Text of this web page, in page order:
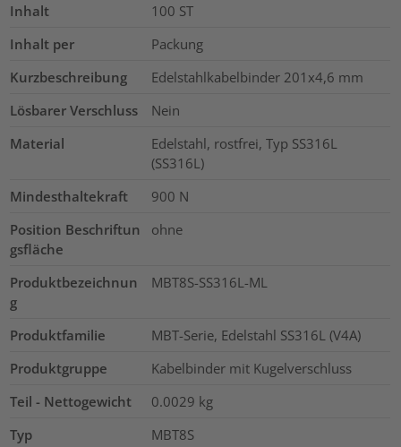
Inhalt
100 ST
Inhalt per
Packung
Kurzbeschreibung
Edelstahlkabelbinder 201x4,6 mm
Lösbarer Verschluss
Nein
Material
Edelstahl, rostfrei, Typ SS316L
(SS316L)
Mindesthaltekraft
900 N
Position Beschriftun
gsfläche
ohne
Produktbezeichnun
g
MBT8S-SS316L-ML
Produktfamilie
MBT-Serie, Edelstahl SS316L (V4A)
Produktgruppe
Kabelbinder mit Kugelverschluss
Teil - Nettogewicht
0.0029 kg
Typ
MBT8S